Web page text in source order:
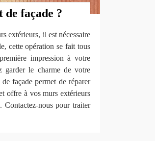
façade ?
extérieurs, il est nécessaire
cette opération se fait tous
impression à votre
garder le charme de votre
façade permet de réparer
offre à vos murs extérieurs
Contactez-nous pour traiter